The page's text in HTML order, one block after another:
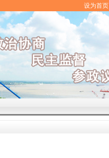
设为首页